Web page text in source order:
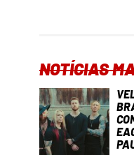
NOTÍCIAS